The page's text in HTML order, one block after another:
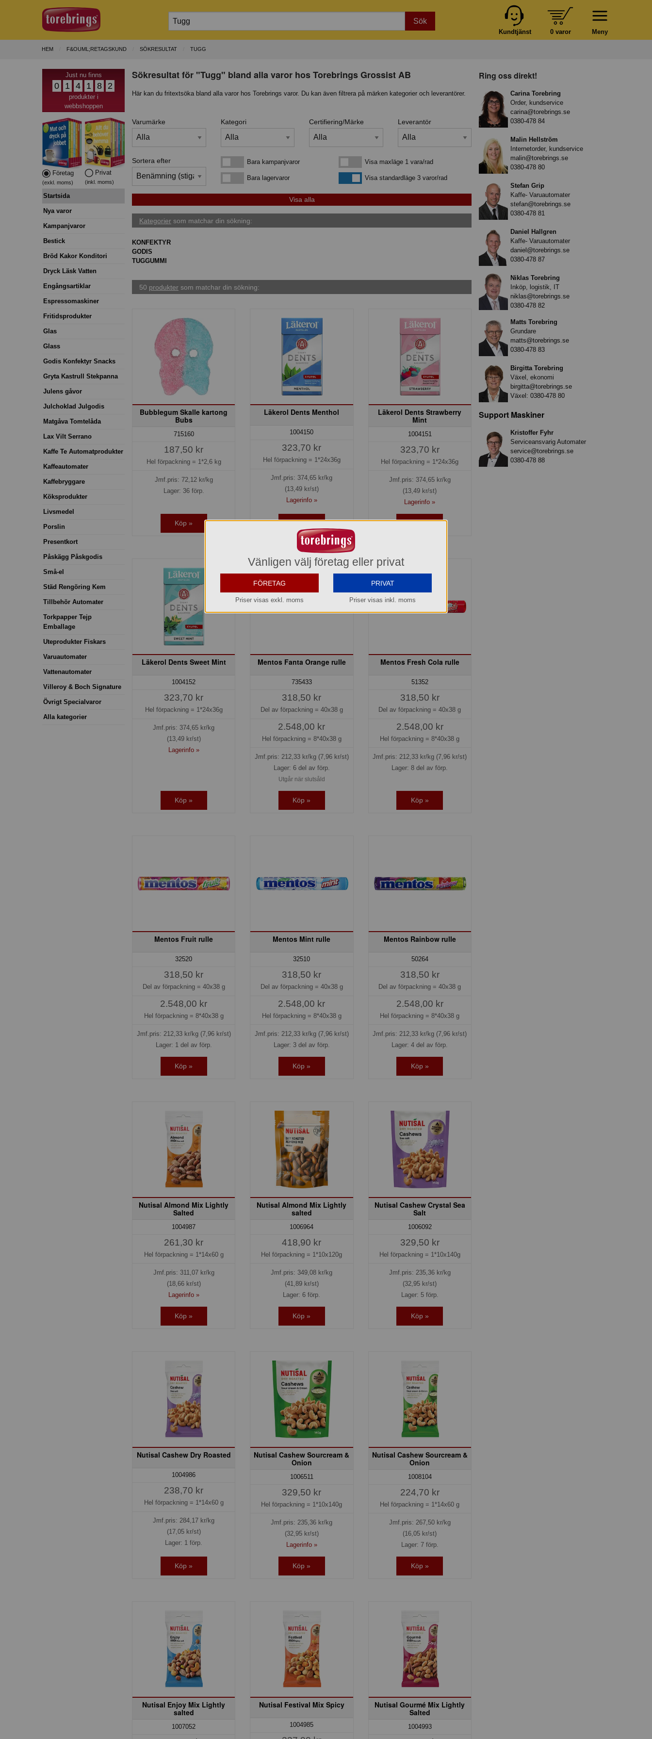
Sök
Meny
0 varor
Kundtjänst
HEM F&OUML;RETAGSKUND SÖKRESULTAT TUGG
Just nu finns
0 1 4 1 8 2
produkter i
webbshoppen
Företag
(exkl. moms)
Privat
(inkl. moms)
Startsida
Nya varor
Kampanjvaror
Bestick
Bröd Kakor Konditori
Dryck Läsk Vatten
Engångsartiklar
Espressomaskiner
Fritidsprodukter
Glas
Glass
Godis Konfektyr Snacks
Gryta Kastrull Stekpanna
Julens gåvor
Julchoklad Julgodis
Matgåva Tomtelåda
Lax Vilt Serrano
Kaffe Te Automatprodukter
Kaffeautomater
Kaffebryggare
Köksprodukter
Livsmedel
Porslin
Presentkort
Påskägg Påskgodis
Små-el
Städ Rengöring Kem
Tillbehör Automater
Torkpapper Tejp
Emballage
Uteprodukter Fiskars
Varuautomater
Vattenautomater
Villeroy & Boch Signature
Övrigt Specialvaror
Alla kategorier
Sökresultat för "Tugg" bland alla varor hos Torebrings Grossist AB
Här kan du fritextsöka bland alla varor hos Torebrings varor. Du kan även filtrera på märken kategorier och leverantörer.
Varumärke Kategori Certifiering/Märke Leverantör
Sortera efter Bara kampanjvarorBara kampanjvaror
Bara lagervarorBara lagervaror
Visa maxläge 1 vara/rad
Visa maxläge 1 vara/rad
Visa standardlägeVisa standardläge 3 varor/rad
Kategorier som matchar din sökning:
KONFEKTYR
GODIS
TUGGUMMI
50 produkter som matchar din sökning:
Bubblegum Skalle kartong
Bubs
715160
187,50 kr
Hel förpackning = 1*2,6 kg
Jmf.pris: 72,12kr/kg
Lager: 36 förp.
Köp »
Läkerol Dents Menthol
1004150
323,70 kr
Hel förpackning = 1*24x36g
Jmf.pris: 374,65 kr/kg
(13,49 kr/st)
Lagerinfo »
Köp »
Läkerol Dents Strawberry
Mint
1004151
323,70 kr
Hel förpackning = 1*24x36g
Jmf.pris: 374,65kr/kg
(13,49 kr/st)
Lagerinfo »
Köp »
Läkerol Dents Sweet Mint
1004152
323,70 kr
Hel förpackning = 1*24x36g
Jmf.pris: 374,65 kr/kg
(13,49 kr/st)
Lagerinfo »
Köp »
Mentos Fanta Orange rulle
735433
318,50 kr
Del av förpackning = 40x38 g
2.548,00 kr
Hel förpackning = 8*40x38 g
Jmf.pris: 212,33kr/kg (7,96 kr/st)
Lager: 6 del av förp.
Utgår när slutsåld
Köp »
Mentos Fresh Cola rulle
51352
318,50 kr
Del av förpackning =40x38 g
2.548,00 kr
Hel förpackning =8*40x38 g
Jmf.pris: 212,33 kr/kg (7,96 kr/st)
Lager: 8 del av förp.
Köp »
Mentos Fruit rulle
32520
318,50 kr
Del av förpackning = 40x38 g
2.548,00 kr
Hel förpackning = 8*40x38 g
Jmf.pris: 212,33kr/kg (7,96 kr/st)
Lager: 1 del av förp.
Köp »
Mentos Mint rulle
32510
318,50 kr
Del av förpackning = 40x38 g
2.548,00 kr
Hel förpackning = 8*40x38 g
Jmf.pris: 212,33kr/kg (7,96 kr/st)
Lager: 3 del av förp.
Köp »
Mentos Rainbow rulle
50264
318,50 kr
Del av förpackning =40x38 g
2.548,00 kr
Hel förpackning =8*40x38 g
Jmf.pris: 212,33 kr/kg (7,96 kr/st)
Lager: 4 del av förp.
Köp »
Nutisal Almond Mix Lightly
Salted
1004987
261,30 kr
Hel förpackning = 1*14x60 g
Jmf.pris: 311,07kr/kg
(18,66 kr/st)
Lagerinfo »
Köp »
Nutisal Almond Mix Lightly
salted
1006964
418,90 kr
Hel förpackning = 1*10x120g
Jmf.pris: 349,08 kr/kg
(41,89 kr/st)
Lager: 6 förp.
Köp »
Nutisal Cashew Crystal Sea
Salt
1006092
329,50 kr
Hel förpackning = 1*10x140g
Jmf.pris: 235,36kr/kg
(32,95 kr/st)
Lager: 5 förp.
Köp »
Nutisal Cashew Dry Roasted
1004986
238,70 kr
Hel förpackning = 1*14x60 g
Jmf.pris:284,17 kr/kg
(17,05 kr/st)
Lager: 1 förp.
Köp »
Nutisal Cashew Sourcream &
Onion
1006511
329,50 kr
Hel förpackning = 1*10x140g
Jmf.pris: 235,36 kr/kg
(32,95 kr/st)
Lagerinfo »
Köp »
Nutisal Cashew Sourcream &
Onion
1008104
224,70 kr
Hel förpackning = 1*14x60 g
Jmf.pris: 267,50kr/kg
(16,05 kr/st)
Lager: 7 förp.
Köp »
Nutisal Enjoy Mix Lightly
salted
1007052
Nutisal Festival Mix Spicy
1004985
Nutisal Gourmé Mix Lightly
Salted
1004993
Ring oss direkt!
Carina Torebring
Order, kundservice
carina@torebrings.se
0380-478 84
Malin Hellström
Internetorder, kundservice
malin@torebrings.se
0380-478 80
Stefan Grip
Kaffe- Varuautomater
stefan@torebrings.se
0380-478 81
Daniel Hallgren
Kaffe- Varuautomater
daniel@torebrings.se
0380-478 87
Niklas Torebring
Inköp, logistik, IT
niklas@torebrings.se
0380-478 82
Matts Torebring
Grundare
matts@torebrings.se
0380-478 83
Birgitta Torebring
Växel, ekonomi
birgitta@torebrings.se
Växel: 0380-478 80
Support Maskiner
Kristoffer Fyhr
Serviceansvarig Automater
service@torebrings.se
0380-478 88
Vänligen välj företag eller privat
FÖRETAG
Priser visas exkl. moms
PRIVAT
Priser visas inkl. moms